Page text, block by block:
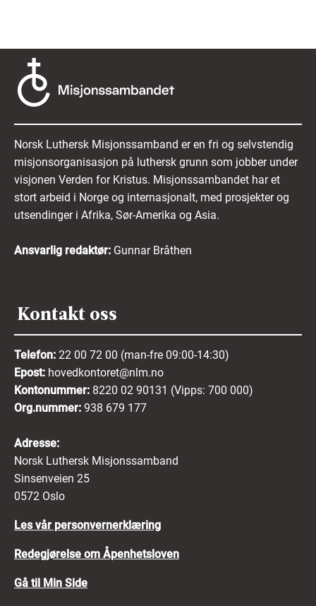
Norsk Luthersk Misjonssamband er en fri og selvstendig
misjonsorganisasjon på luthersk grunn som jobber under
visjonen Verden for Kristus. Misjonssambandet har et
stort arbeid i Norge og internasjonalt, med prosjekter og
utsendinger i Afrika, Sør-Amerika og Asia.
Ansvarlig redaktør: Gunnar Bråthen
Kontakt oss
Telefon: 22 00 72 00 (man-fre 09:00-14:30)
Epost: hovedkontoret@nlm.no
Kontonummer: 8220 02 90131 (Vipps: 700 000)
Org.nummer: 938 679 177
Adresse:
Norsk Luthersk Misjonssamband
Sinsenveien 25
0572 Oslo
Les vår personvernerklæring
Redegjørelse om Åpenhetsloven
Gå til Min Side